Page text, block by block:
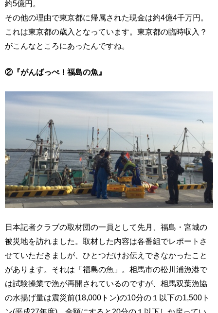
約5億円。
その他の理由で東京都に帰属された現金は約4億4千万円。
これは東京都の歳入となっています。東京都の臨時収入？
がこんなところにあったんですね。
②『がんばっぺ！福島の魚』
日本記者クラブの取材団の一員として先月、福島・宮城の
被災地を訪れました。取材した内容は各番組でレポートさ
せていただきましが、ひとつだけお伝えできなかったこと
があります。それは「福島の魚」。相馬市の松川浦漁港で
は試験操業で漁が再開されているのですが、相馬双葉漁協
の水揚げ量は震災前(18,000トン)の10分の１以下の1,500ト